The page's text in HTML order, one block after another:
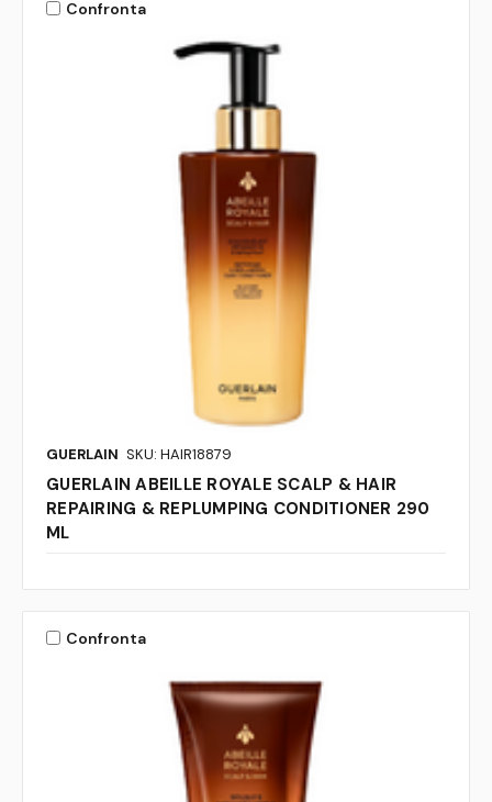
Confronta
GUERLAIN SKU: HAIR18879
GUERLAIN ABEILLE ROYALE SCALP & HAIR
REPAIRING & REPLUMPING CONDITIONER 290
ML
Confronta